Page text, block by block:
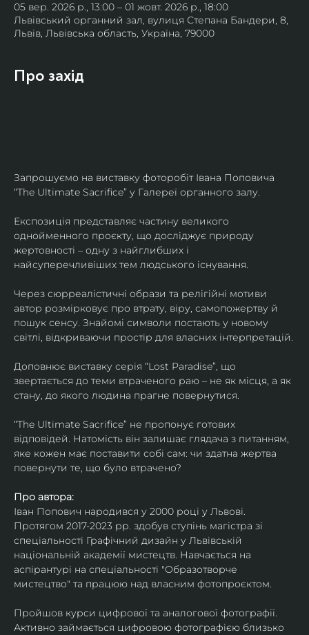
05 вер. 2026 р., 13:00 – 01 жовт. 2026 р., 18:00
Львівський органний зал, вулиця Степана Бандери, 8,
Львів, Львівська область, Україна, 79000
Про захід
Запрошуємо на виставку фоторобіт Івана Поповича
“The Ultimate Sacrifice” у Галереї органного залу.
Експозиція представляє частину великого
однойменного проєкту, що досліджує природу
жертовності – одну з найглибших і
найсуперечливіших тем людського існування.
Через сюрреалістичні образи та релігійні мотиви
автор розмірковує про втрату, віру, самопожертву й
пошук сенсу. Знайомі символи постають у новому
світлі, відкриваючи простір для власних інтерпретацій.
Доповнює виставку серія “Lost Paradise”, що
звертається до теми втраченого раю – не як місця, а як
стану, до якого людина прагне повернутися.
“The Ultimate Sacrifice” не пропонує готових
відповідей. Натомість він залишає глядача з питанням,
яке кожен має поставити собі сам: чи здатна жертва
повернути те, що було втрачено?
Про автора:
Іван Попович народився у 2000 році у Львові.
Протягом 2017-2023 рр. здобув ступінь магістра зі
спеціальності Графічний дизайн у Львівській
національній академії мистецтв. Навчається на
аспірантурі на спеціальності "Образотворче
мистецтво" та працюю над власним фотопроєктом.
Пройшов курси цифрової та аналогової фотографії.
Активно займається цифровою фотографією близько